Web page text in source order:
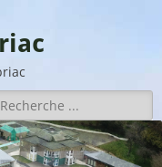
Rechercher :